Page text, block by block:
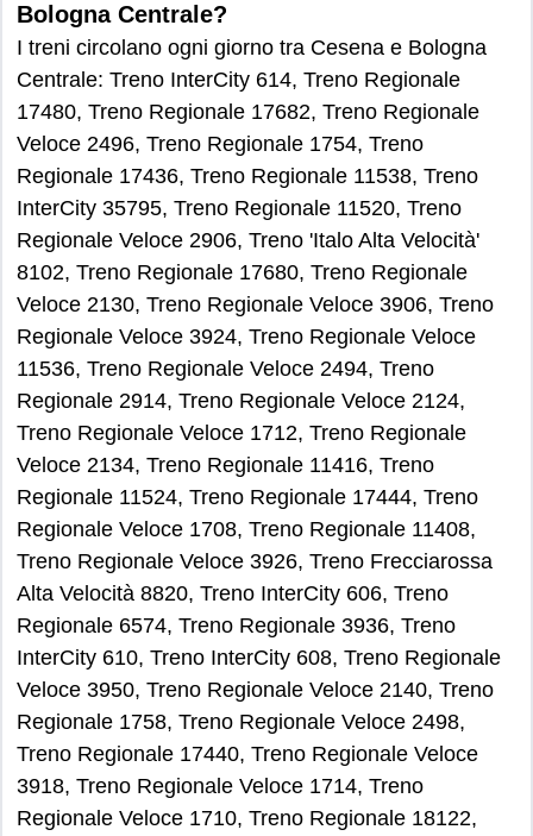
Bologna Centrale?
I treni circolano ogni giorno tra Cesena e Bologna
Centrale: Treno InterCity 614, Treno Regionale
17480, Treno Regionale 17682, Treno Regionale
Veloce 2496, Treno Regionale 1754, Treno
Regionale 17436, Treno Regionale 11538, Treno
InterCity 35795, Treno Regionale 11520, Treno
Regionale Veloce 2906, Treno 'Italo Alta Velocità'
8102, Treno Regionale 17680, Treno Regionale
Veloce 2130, Treno Regionale Veloce 3906, Treno
Regionale Veloce 3924, Treno Regionale Veloce
11536, Treno Regionale Veloce 2494, Treno
Regionale 2914, Treno Regionale Veloce 2124,
Treno Regionale Veloce 1712, Treno Regionale
Veloce 2134, Treno Regionale 11416, Treno
Regionale 11524, Treno Regionale 17444, Treno
Regionale Veloce 1708, Treno Regionale 11408,
Treno Regionale Veloce 3926, Treno Frecciarossa
Alta Velocità 8820, Treno InterCity 606, Treno
Regionale 6574, Treno Regionale 3936, Treno
InterCity 610, Treno InterCity 608, Treno Regionale
Veloce 3950, Treno Regionale Veloce 2140, Treno
Regionale 1758, Treno Regionale Veloce 2498,
Treno Regionale 17440, Treno Regionale Veloce
3918, Treno Regionale Veloce 1714, Treno
Regionale Veloce 1710, Treno Regionale 18122,